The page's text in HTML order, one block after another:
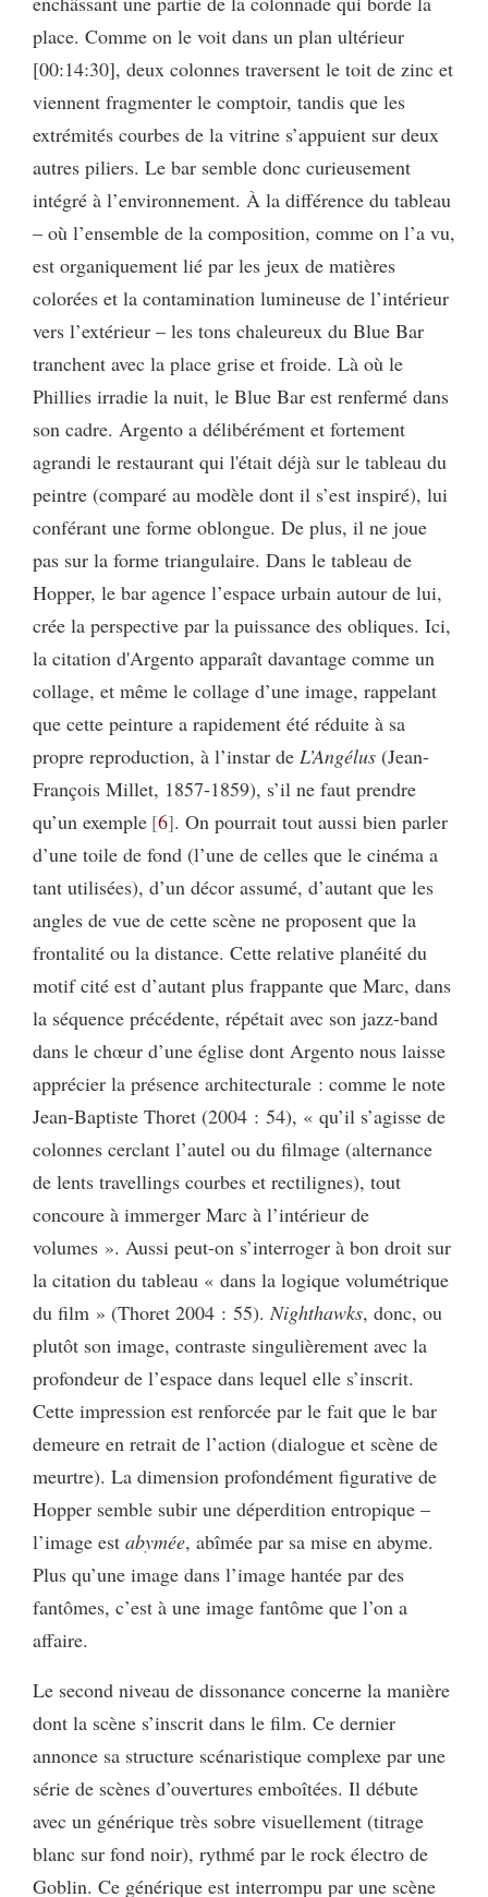
place. Comme on le voit dans un plan ultérieur
[00:14:30], deux colonnes traversent le toit de zinc et
viennent fragmenter le comptoir, tandis que les
extrémités courbes de la vitrine s’appuient sur deux
autres piliers. Le bar semble donc curieusement
intégré à l’environnement. À la différence du tableau
– où l’ensemble de la composition, comme on l’a vu,
est organiquement lié par les jeux de matières
colorées et la contamination lumineuse de l’intérieur
vers l’extérieur – les tons chaleureux du Blue Bar
tranchent avec la place grise et froide. Là où le
Phillies irradie la nuit, le Blue Bar est renfermé dans
son cadre. Argento a délibérément et fortement
agrandi le restaurant qui l'était déjà sur le tableau du
peintre (comparé au modèle dont il s’est inspiré), lui
conférant une forme oblongue. De plus, il ne joue
pas sur la forme triangulaire. Dans le tableau de
Hopper, le bar agence l’espace urbain autour de lui,
crée la perspective par la puissance des obliques. Ici,
la citation d'Argento apparaît davantage comme un
collage, et même le collage d’une image, rappelant
que cette peinture a rapidement été réduite à sa
propre reproduction, à l’instar de L’Angélus (Jean-
François Millet, 1857-1859), s’il ne faut prendre
qu’un exemple 6 . On pourrait tout aussi bien parler
d’une toile de fond (l’une de celles que le cinéma a
tant utilisées), d’un décor assumé, d’autant que les
angles de vue de cette scène ne proposent que la
frontalité ou la distance. Cette relative planéité du
motif cité est d’autant plus frappante que Marc, dans
la séquence précédente, répétait avec son jazz-band
dans le chœur d’une église dont Argento nous laisse
apprécier la présence architecturale : comme le note
Jean-Baptiste Thoret (2004 : 54), « qu’il s’agisse de
colonnes cerclant l’autel ou du filmage (alternance
de lents travellings courbes et rectilignes), tout
concoure à immerger Marc à l’intérieur de
volumes ». Aussi peut-on s’interroger à bon droit sur
la citation du tableau « dans la logique volumétrique
du film » (Thoret 2004 : 55). Nighthawks, donc, ou
plutôt son image, contraste singulièrement avec la
profondeur de l’espace dans lequel elle s’inscrit.
Cette impression est renforcée par le fait que le bar
demeure en retrait de l’action (dialogue et scène de
meurtre). La dimension profondément figurative de
Hopper semble subir une déperdition entropique –
l’image est abymée, abîmée par sa mise en abyme.
Plus qu’une image dans l’image hantée par des
fantômes, c’est à une image fantôme que l’on a
affaire.
Le second niveau de dissonance concerne la manière
dont la scène s’inscrit dans le film. Ce dernier
annonce sa structure scénaristique complexe par une
série de scènes d’ouvertures emboîtées. Il débute
avec un générique très sobre visuellement (titrage
blanc sur fond noir), rythmé par le rock électro de
Goblin. Ce générique est interrompu par une scène